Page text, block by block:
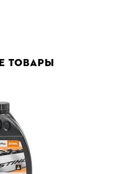
товары